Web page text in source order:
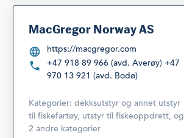
MacGregor Norway AS
https://macgregor.com
+47 918 89 966 (avd. Averøy) +47
970 13 921 (avd. Bodø)
Kategorier: dekksutstyr og annet utstyr
til fiskefartøy, utstyr til fiskeoppdrett, og
2 andre kategorier